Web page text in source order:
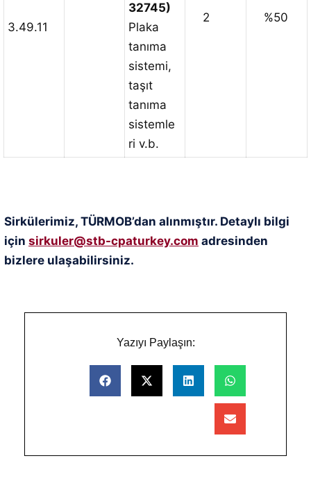
3.49.11
32745)
Plaka
tanıma
sistemi,
taşıt
tanıma
sistemle
ri v.b.
2 %50
Sirkülerimiz, TÜRMOB’dan alınmıştır. Detaylı bilgi
için sirkuler@stb-cpaturkey.com adresinden
bizlere ulaşabilirsiniz.
Yazıyı Paylaşın: